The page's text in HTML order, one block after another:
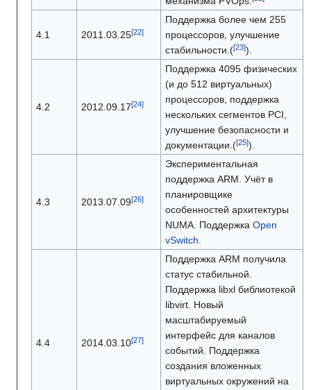
4.1 2011.03.25
Поддержка более чем 255
процессоров, улучшение
стабильности.(
).
4.2 2012.09.17
Поддержка 4095 физических
(и до 512 виртуальных)
процессоров, поддержка
нескольких сегментов PCI,
улучшение безопасности и
документации.(
).
4.3 2013.07.09
Экспериментальная
поддержка ARM. Учёт в
планировщике
особенностей архитектуры
NUMA. Поддержка Open
vSwitch.
4.4 2014.03.10
Поддержка ARM получила
статус стабильной.
Поддержка libxl библиотекой
libvirt. Новый
масштабируемый
интерфейс для каналов
событий. Поддержка
создания вложенных
виртуальных окружений на